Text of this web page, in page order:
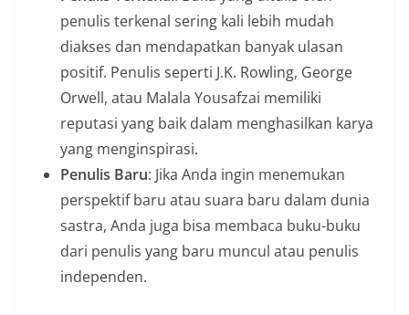
penulis terkenal sering kali lebih mudah
diakses dan mendapatkan banyak ulasan
positif. Penulis seperti J.K. Rowling, George
Orwell, atau Malala Yousafzai memiliki
reputasi yang baik dalam menghasilkan karya
yang menginspirasi.
Penulis Baru: Jika Anda ingin menemukan
perspektif baru atau suara baru dalam dunia
sastra, Anda juga bisa membaca buku-buku
dari penulis yang baru muncul atau penulis
independen.